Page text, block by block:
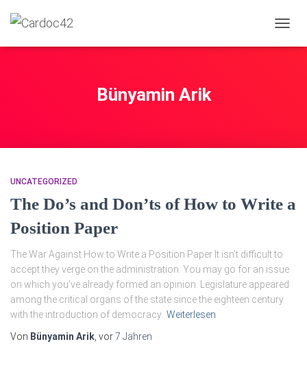
Bünyamin Arik
UNCATEGORIZED
The Do’s and Don’ts of How to Write a
Position Paper
The War Against How to Write a Position Paper It isn’t difficult to
accept they verge on the administration. You may go for an issue
on which you’ve already formed an opinion. Legislature appeared
among the critical organs of the state since the eighteen century
with the introduction of democracy. Weiterlesen
Von Bünyamin Arik , vor7 Jahren